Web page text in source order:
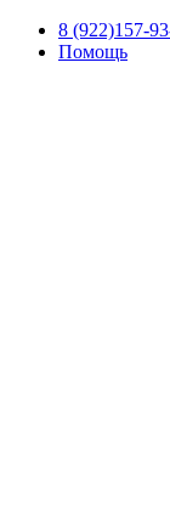
8 (922)157-
Помощь